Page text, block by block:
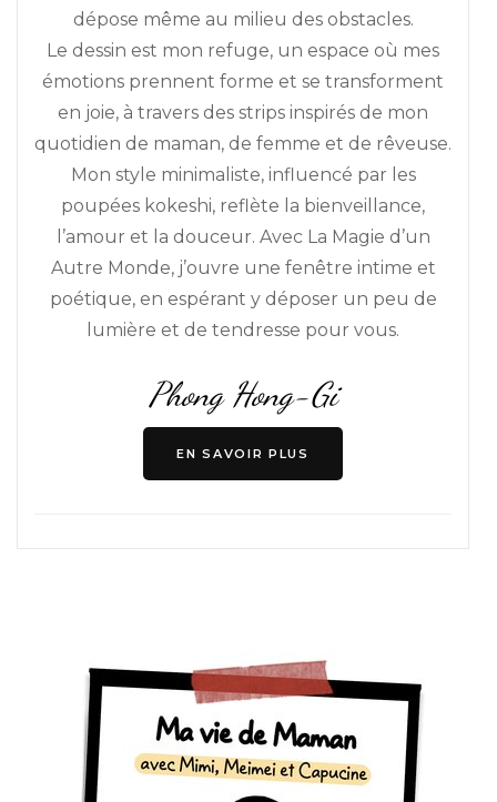
dépose même au milieu des obstacles.
Le dessin est mon refuge, un espace où mes
émotions prennent forme et se transforment
en joie, à travers des strips inspirés de mon
quotidien de maman, de femme et de rêveuse.
Mon style minimaliste, influencé par les
poupées kokeshi, reflète la bienveillance,
l’amour et la douceur. Avec La Magie d’un
Autre Monde, j’ouvre une fenêtre intime et
poétique, en espérant y déposer un peu de
lumière et de tendresse pour vous.
Phong Hong-Gi
EN SAVOIR PLUS